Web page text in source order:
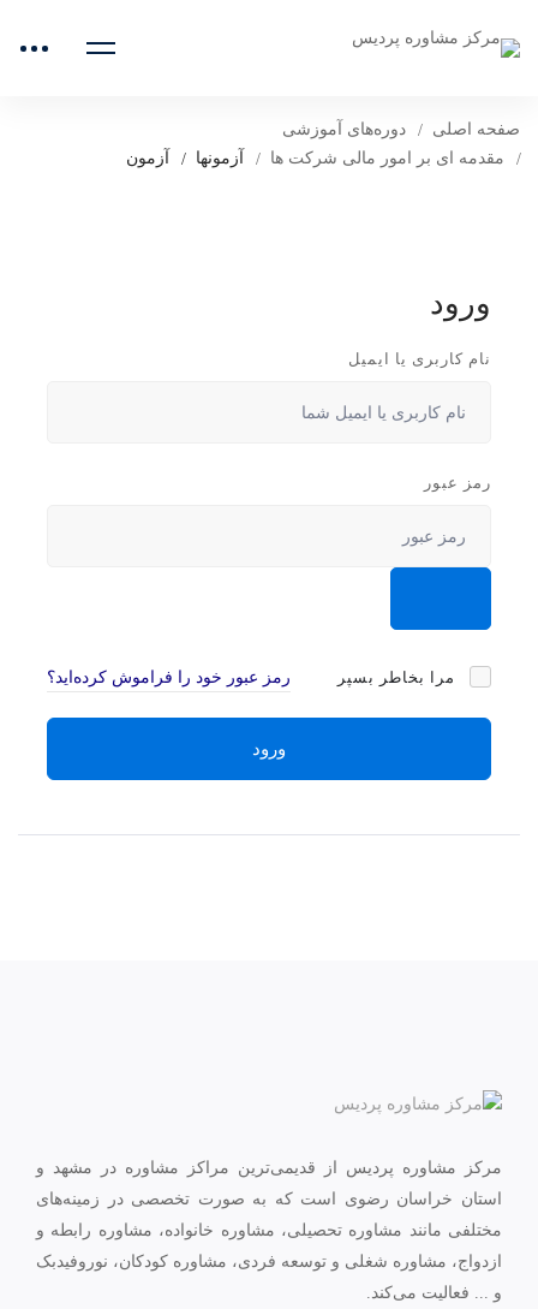
صفحه اصلی
دوره‌های آموزشی
مقدمه ای بر امور مالی شرکت ها
آزمونها آزمون
ورود
نام کاربری یا ایمیل
رمز عبور
مرا بخاطر بسپر رمز عبور خود را فراموش کرده‌اید؟
ورود
مرکز مشاوره پردیس از قدیمی‌ترین مراکز مشاوره در مشهد و
استان خراسان رضوی است که به صورت تخصصی در زمینه‌های
مختلفی مانند مشاوره تحصیلی، مشاوره خانواده، مشاوره رابطه و
ازدواج، مشاوره شغلی و توسعه فردی، مشاوره کودکان، نوروفیدبک
و ... فعالیت می‌کند.